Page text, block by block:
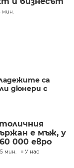
мин.
са
дюнери с
е мъж, у
000 евро
мин. У нас